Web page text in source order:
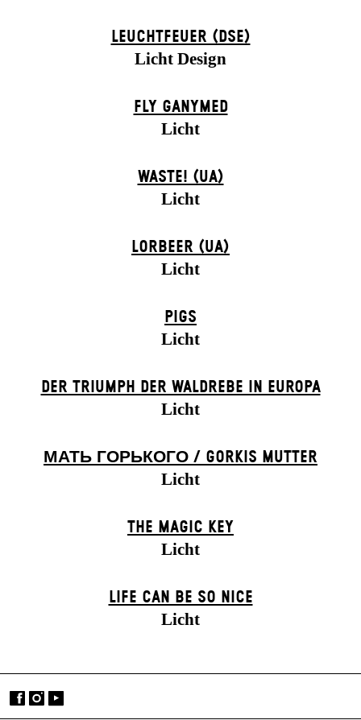
LEUCHTFEUER (DSE)
Licht Design
FLY GANYMED
Licht
WASTE! (UA)
Licht
LORBEER (UA)
Licht
PIGS
Licht
DER TRIUMPH DER WALDREBE IN EUROPA
Licht
МАТЬ ГОРЬКОГО / GORKIS MUTTER
Licht
THE MAGIC KEY
Licht
LIFE CAN BE SO NICE
Licht